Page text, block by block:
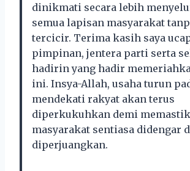
dinikmati secara lebih
semua lapisan masyarakat
tercicir. Terima kasih saya
pimpinan, jentera parti serta
hadirin yang hadir
ini. Insya-Allah, usaha turun
mendekati rakyat akan terus
diperkukuhkan demi
masyarakat sentiasa didengar
diperjuangkan.